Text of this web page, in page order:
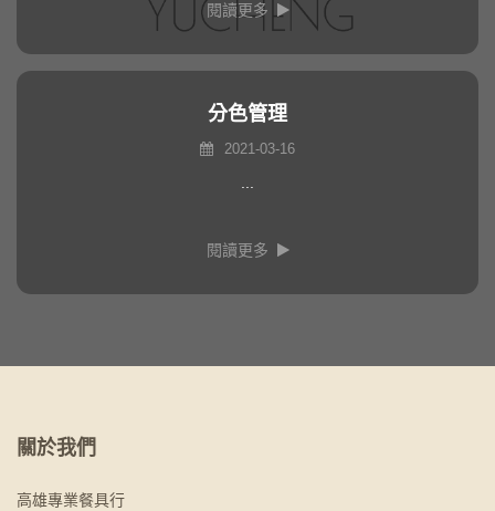
閱讀更多
分色管理
2021-03-16
閱讀更多
關於我們
高雄專業餐具行